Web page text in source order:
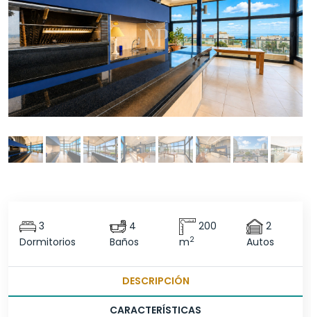
3
Dormitorios
4
Baños
200
m2
2
Autos
DESCRIPCIÓN
CARACTERÍSTICAS